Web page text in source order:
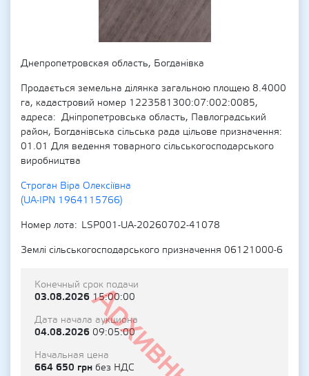
Днепропетровская область, Богданівка
Продається земельна ділянка загальною площею 8.4000
га, кадастровий номер 1223581300:07:002:0085,
адреса: Дніпропетровська область, Павлоградський
район, Богданівська сільська рада цільове призначення:
01.01 Для ведення товарного сільськогосподарського
виробництва
Строган Віра Олексіївна
(UA-IPN 1964115766)
Номер лота
LSP001-UA-20260702-41078
Землі сільськогосподарського призначення 06121000-6
Архивный
Конечный срок подачи
03.08.202615:00:00
Дата начала аукциона
04.08.2026 09:05:00
Начальная цена
664 650 грн без НДС